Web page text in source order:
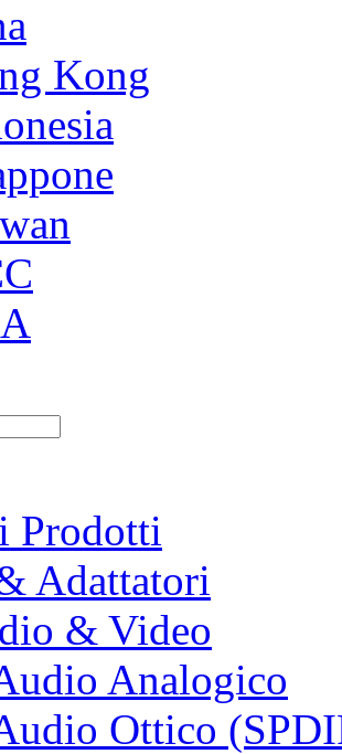
Kong
Prodotti
Adattatori
& Video
Analogico
Ottico